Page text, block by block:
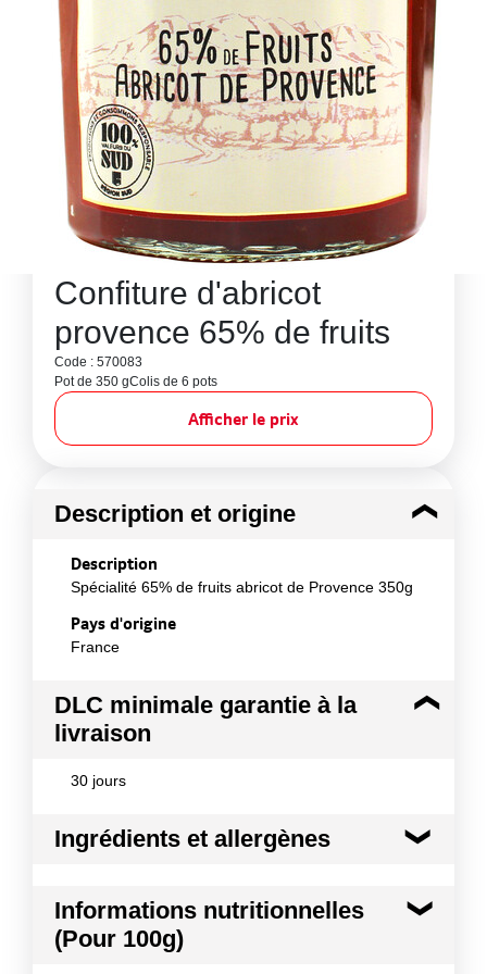
Confiture d'abricot
provence 65% de fruits
Code : 570083
Pot de 350 gColis de 6 pots
Afficher le prix
Description et origine
Description
Spécialité 65% de fruits abricot de Provence 350g
Pays d'origine
France
DLC minimale garantie à la
livraison
30 jours
Ingrédients et allergènes
Abricot de Provence 62,5%, sucre France, gélifiant:
pectine de fruits, jus concentré de citron. Peut
contenir des noyaux ou morceaux de noyaux et des
Informations nutritionnelles
(Pour 100g)